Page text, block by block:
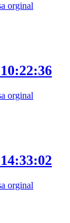
orginal
orginal
orginal